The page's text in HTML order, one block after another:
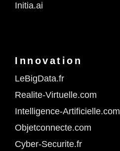
Initia.ai
Innovation
LeBigData.fr
Realite-Virtuelle.com
Intelligence-Artificielle.com
Objetconnecte.com
Cyber-Securite.fr